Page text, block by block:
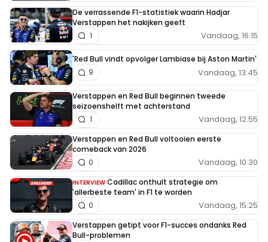
De verrassende F1-statistiek waarin Hadjar
Verstappen het nakijken geeft
Vandaag, 16:15
1
'Red Bull vindt opvolger Lambiase bij Aston Martin'
Vandaag, 13:45
9
Verstappen en Red Bull beginnen tweede
seizoenshelft met achterstand
Vandaag, 12:55
1
Verstappen en Red Bull voltooien eerste
comeback van 2026
Vandaag, 10:30
0
INTERVIEW Cadillac onthult strategie om
'allerbeste team' in F1 te worden
Vandaag, 15:25
0
Verstappen getipt voor F1-succes ondanks Red
Bull-problemen